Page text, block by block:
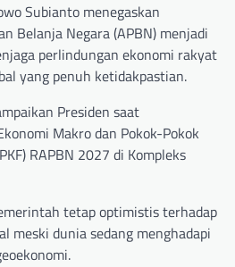
Subianto menegaskan
Belanja Negara (APBN) menjadi
perlindungan ekonomi rakyat
yang penuh ketidakpastian.
Presiden saat
Makro dan Pokok-Pokok
RAPBN 2027 di Kompleks
tetap optimistis terhadap
meski dunia sedang menghadapi